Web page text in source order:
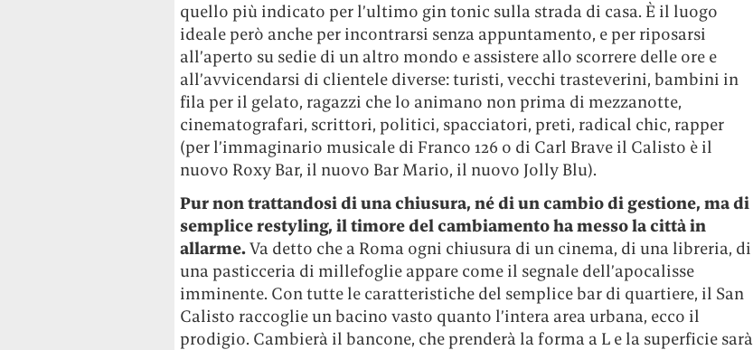
quello più indicato per l’ultimo gin tonic sulla strada di casa. È il luogo
ideale però anche per incontrarsi senza appuntamento, e per riposarsi
all’aperto su sedie di un altro mondo e assistere allo scorrere delle ore e
all’avvicendarsi di clientele diverse: turisti, vecchi trasteverini, bambini in
fila per il gelato, ragazzi che lo animano non prima di mezzanotte,
cinematografari, scrittori, politici, spacciatori, preti, radical chic, rapper
(per l’immaginario musicale di Franco 126 o di Carl Brave il Calisto è il
nuovo Roxy Bar, il nuovo Bar Mario, il nuovo Jolly Blu).
Pur non trattandosi di una chiusura, né di un cambio di gestione, ma di
semplice restyling, il timore del cambiamento ha messo la città in
allarme.Va detto che a Roma ogni chiusura di un cinema, di una libreria, di
una pasticceria di millefoglie appare come il segnale dell’apocalisse
imminente. Con tutte le caratteristiche del semplice bar di quartiere, il San
Calisto raccoglie un bacino vasto quanto l’intera area urbana, ecco il
prodigio. Cambierà il bancone, che prenderà la forma a L e la superficie sarà